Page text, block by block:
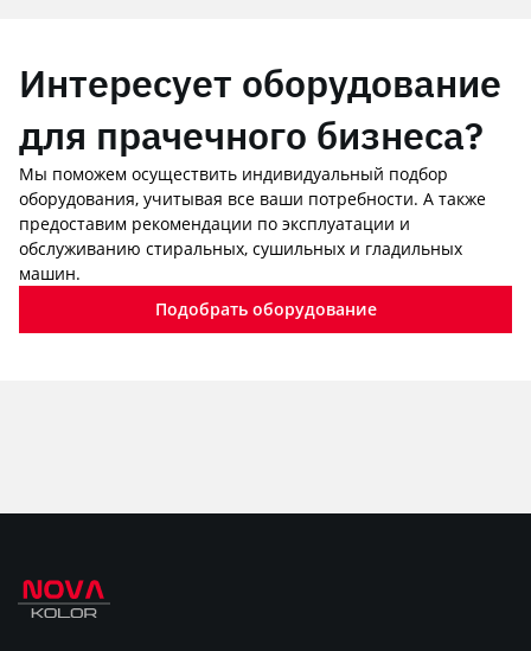
Интересует оборудование
для прачечного бизнеса?
Мы поможем осуществить индивидуальный подбор
оборудования, учитывая все ваши потребности. А также
предоставим рекомендации по эксплуатации и
обслуживанию стиральных, сушильных и гладильных
машин.
Подобрать оборудование